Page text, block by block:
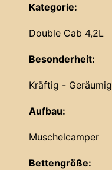
Kategorie:
Double Cab 4,2L
Besonderheit:
Kräftig - Geräumig
Aufbau:
Muschelcamper
Bettengröße: